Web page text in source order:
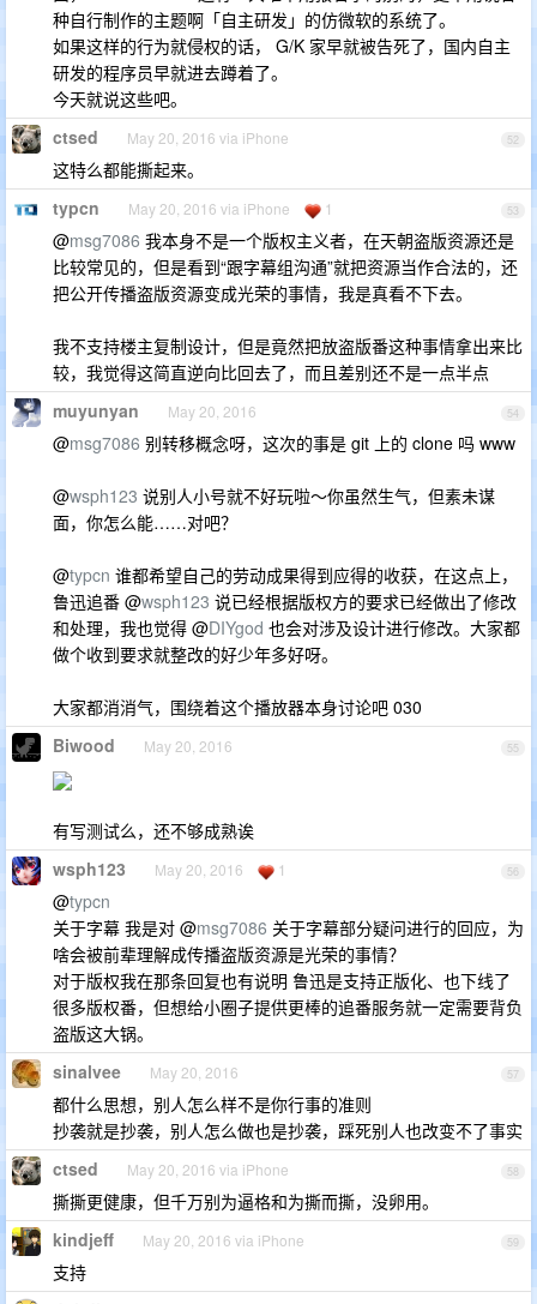
种自行制作的主题啊「自主研发」的仿微软的系统了。
如果这样的行为就侵权的话， G/K 家早就被告死了，国内自主
研发的程序员早就进去蹲着了。
今天就说这些吧。
52
ctsed May 20, 2016 via iPhone
这特么都能撕起来。
53
typcn May 20, 2016 via iPhone 1
@msg7086 我本身不是一个版权主义者，在天朝盗版资源还是
比较常见的，但是看到“跟字幕组沟通”就把资源当作合法的，还
把公开传播盗版资源变成光荣的事情，我是真看不下去。
我不支持楼主复制设计，但是竟然把放盗版番这种事情拿出来比
较，我觉得这简直逆向比回去了，而且差别还不是一点半点
54
muyunyan May 20, 2016
@msg7086 别转移概念呀，这次的事是 git 上的 clone 吗 www
@wsph123 说别人小号就不好玩啦～你虽然生气，但素未谋
面，你怎么能……对吧？
@typcn 谁都希望自己的劳动成果得到应得的收获，在这点上，
鲁迅追番 @wsph123 说已经根据版权方的要求已经做出了修改
和处理，我也觉得 @DIYgod 也会对涉及设计进行修改。大家都
做个收到要求就整改的好少年多好呀。
大家都消消气，围绕着这个播放器本身讨论吧 030
55
Biwood May 20, 2016
有写测试么，还不够成熟诶
56
wsph123 May 20, 2016 1
@typcn
关于字幕 我是对 @msg7086 关于字幕部分疑问进行的回应，为
啥会被前辈理解成传播盗版资源是光荣的事情？
对于版权我在那条回复也有说明 鲁迅是支持正版化、也下线了
很多版权番，但想给小圈子提供更棒的追番服务就一定需要背负
盗版这大锅。
57
sinalvee May 20, 2016
都什么思想，别人怎么样不是你行事的准则
抄袭就是抄袭，别人怎么做也是抄袭，踩死别人也改变不了事实
58
ctsed May 20, 2016 via iPhone
撕撕更健康，但千万别为逼格和为撕而撕，没卵用。
59
kindjeff May 20, 2016 via iPhone
支持